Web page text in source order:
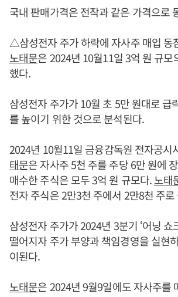
국내 판매가격은 전작과 같은 가격으로
△삼성전자 주가 하락에 자사주 매입 동
노태문은 2024년 10월11일 3억 원 규모
했다.
삼성전자 주가가 10월 초 5만 원대로 급
를 높이기 위한 것으로 분석된다.
2024년 10월11일 금융감독원 전자공시
태문은 자사주 5천 주를 주당 6만 원에
매수한 주식은 모두 3억 원 규모다.노태
전자 주식은 2만3천 주에서 2만8천 주로
삼성전자 주가가 2024년 3분기 ‘어닝 쇼
떨어지자 주가 부양과 책임경영을 실현
이된다.
노태문은 2024년 9월9일에도 자사주를